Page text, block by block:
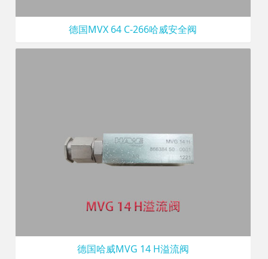
德国MVX 64 C-266哈威安全阀
德国哈威MVG 14 H溢流阀